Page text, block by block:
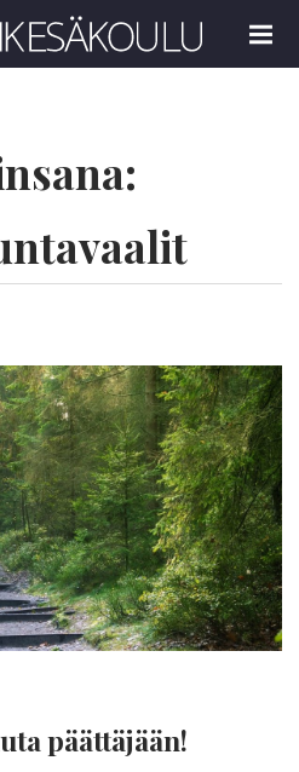
MENU
päättäjään!